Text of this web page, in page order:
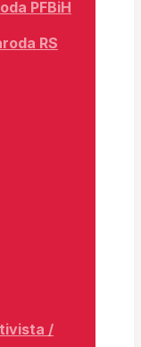
PFBiH
RS
/